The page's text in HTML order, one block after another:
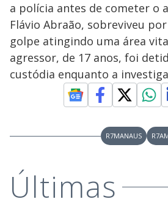
a polícia antes de cometer o
Flávio Abraão, sobreviveu
golpe atingindo uma área
agressor, de 17 anos, foi
custódia enquanto a
R7MANAUS
Últimas